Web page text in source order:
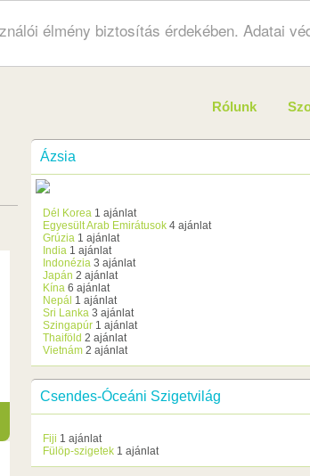
élmény biztosítás érdekében. Adatai
Rólunk
Ázsia
Dél Korea 1 ajánlat
Egyesült Arab Emirátusok 4 ajánlat
Grúzia 1 ajánlat
India 1 ajánlat
Indonézia 3 ajánlat
Japán 2 ajánlat
Kína 6 ajánlat
Nepál 1 ajánlat
Sri Lanka 3 ajánlat
Szingapúr 1 ajánlat
Thaiföld 2 ajánlat
Vietnám 2 ajánlat
Csendes-Óceáni Szigetvilág
Fiji 1 ajánlat
Fülöp-szigetek 1 ajánlat